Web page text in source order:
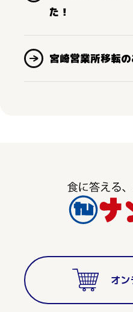
た！
宮崎営業所移転
オ